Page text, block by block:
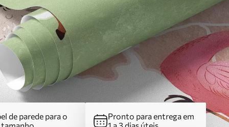
de parede para o
Pronto para entrega em